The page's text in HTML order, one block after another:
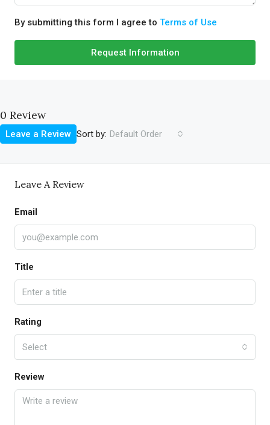
By submitting this form I agree to Terms of Use
Request Information
0 Review
Sort by: Default Order
Leave a Review
Leave A Review
Email
Title
Rating
Select
Review